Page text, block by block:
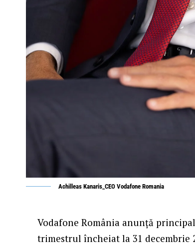
Achilleas Kanaris_CEO Vodafone Romania
Vodafone România anunță
trimestrul încheiat la 31